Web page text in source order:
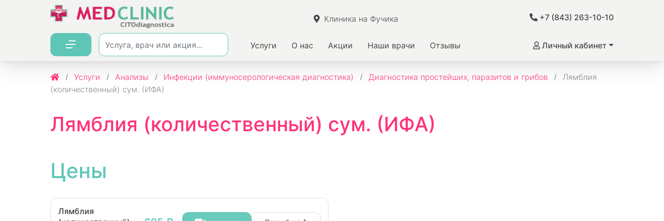
Клиника на Фучика +7 (843) 263-10-10
Услуги О нас Акции Наши врачи Отзывы Личный кабинет
Услуги Анализы Инфекции (иммуносерологическая диагностика) Диагностика простейших, паразитов и грибов
Лямблия
(количественный) сум. (ИФА)
Лямблия (количественный) сум. (ИФА)
Цены
Лямблия